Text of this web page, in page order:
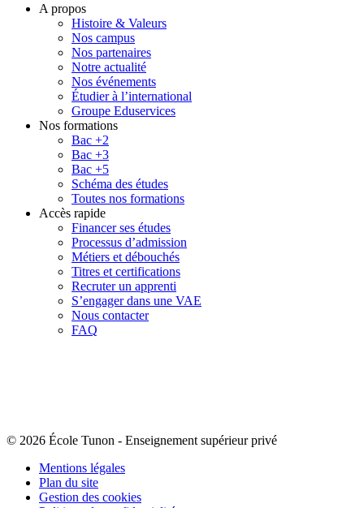
A propos
Histoire & Valeurs
Nos campus
Nos partenaires
Notre actualité
Nos événements
Étudier à l’international
Groupe Eduservices
Nos formations
Bac +2
Bac +3
Bac +5
Schéma des études
Toutes nos formations
Accès rapide
Financer ses études
Processus d’admission
Métiers et débouchés
Titres et certifications
Recruter un apprenti
S’engager dans une VAE
Nous contacter
FAQ
© 2026 École Tunon - Enseignement supérieur privé
Mentions légales
Plan du site
Gestion des cookies